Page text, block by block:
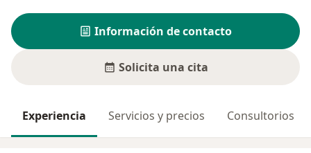
Información de contacto
Solicita una cita
Experiencia Servicios y precios Consultorios